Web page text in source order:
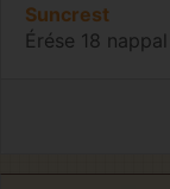
Suncrest
Érése 18